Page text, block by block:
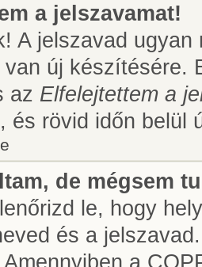
a jelszavamat!
A jelszavad
új készítésére.
az Elfelejtettem a
és rövid időn belül
de mégsem
le, hogy
és a
a